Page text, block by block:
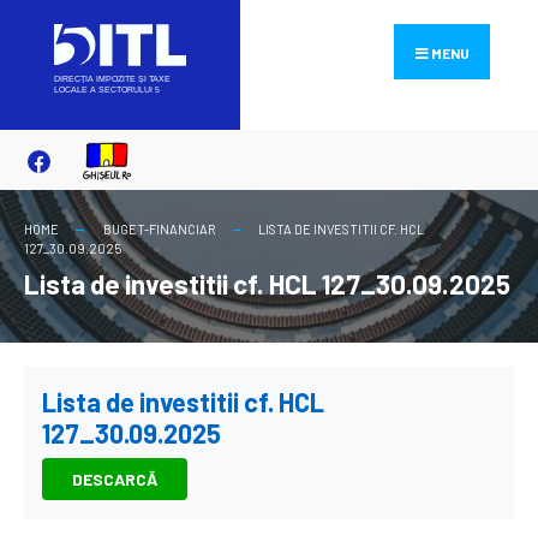
content
MENU
HOME BUGET-FINANCIAR
LISTA DE INVESTITII CF. HCL
127_30.09.2025
Lista de investitii cf. HCL 127_30.09.2025
Lista de investitii cf. HCL
127_30.09.2025
DESCARCĂ
for: